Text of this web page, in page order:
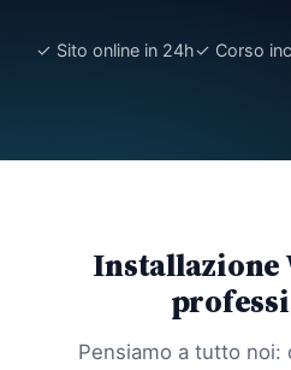
✓ Sito online in 24h✓ Corso
Installazione
Pensiamo a tutto noi: